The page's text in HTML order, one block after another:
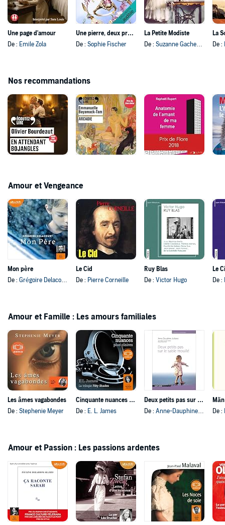
Une page d'amour
De : Emile Zola
Une pierre, deux proies
De : Sophie Fischer
La Petite Modiste
De : Suzanne Gachenot
La
De :
Nos recommandations
Amour et Vengeance
Mon père
De : Grégoire Delacourt
Le Cid
De : Pierre Corneille
Ruy Blas
De : Victor Hugo
Le
De :
Amour et Famille : Les amours familiales
Les âmes vagabondes
De : Stephenie Meyer
Cinquante nuances plus claires
De : E. L. James
Deux petits pas sur le sable mouillé
De : Anne-Dauphine Julliand
Mãn
De :
Amour et Passion : Les passions ardentes